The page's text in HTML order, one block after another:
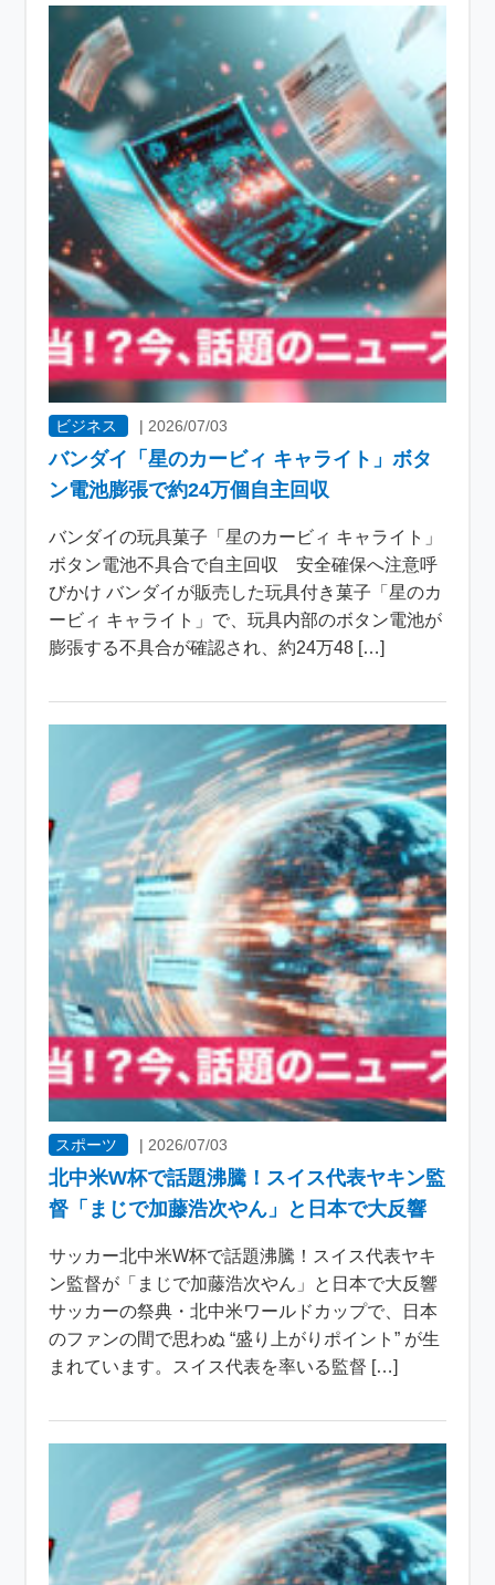
ビジネス | 2026/07/03
バンダイ「星のカービィ キャライト」ボタ
ン電池膨張で約24万個自主回収
バンダイの玩具菓子「星のカービィ キャライト」
ボタン電池不具合で自主回収 安全確保へ注意呼
びかけ バンダイが販売した玩具付き菓子「星のカ
ービィ キャライト」で、玩具内部のボタン電池が
膨張する不具合が確認され、約24万48 […]
スポーツ | 2026/07/03
北中米W杯で話題沸騰！スイス代表ヤキン監
督「まじで加藤浩次やん」と日本で大反響
サッカー北中米W杯で話題沸騰！スイス代表ヤキ
ン監督が「まじで加藤浩次やん」と日本で大反響
サッカーの祭典・北中米ワールドカップで、日本
のファンの間で思わぬ “盛り上がりポイント” が生
まれています。スイス代表を率いる監督 […]